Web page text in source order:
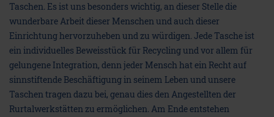
Taschen. Es ist uns besonders wichtig, an dieser Stelle die
wunderbare Arbeit dieser Menschen und auch dieser
Einrichtung hervorzuheben und zu würdigen. Jede Tasche ist
ein individuelles Beweisstück für Recycling und vor allem für
gelungene Integration, denn jeder Mensch hat ein Recht auf
sinnstiftende Beschäftigung in seinem Leben und unsere
Taschen tragen dazu bei, genau dies den Angestellten der
Rurtalwerkstätten zu ermöglichen. Am Ende entstehen